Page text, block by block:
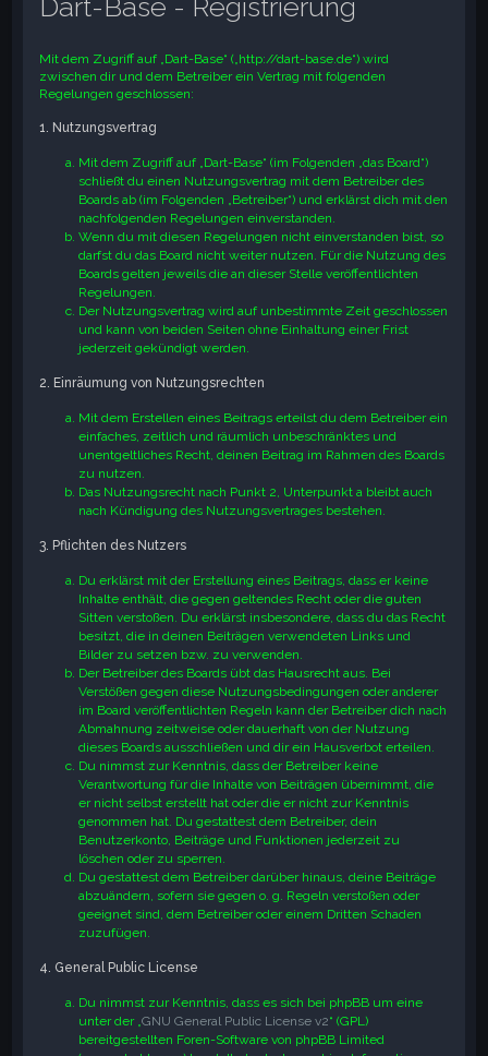
Mit dem Zugriff auf „Dart-Base“ („http://dart-base.de“) wird
zwischen dir und dem Betreiber ein Vertrag mit folgenden
Regelungen geschlossen:
1. Nutzungsvertrag
Mit dem Zugriff auf „Dart-Base“ (im Folgenden „das Board“)
schließt du einen Nutzungsvertrag mit dem Betreiber des
Boards ab (im Folgenden „Betreiber“) und erklärst dich mit den
nachfolgenden Regelungen einverstanden.
Wenn du mit diesen Regelungen nicht einverstanden bist, so
darfst du das Board nicht weiter nutzen. Für die Nutzung des
Boards gelten jeweils die an dieser Stelle veröffentlichten
Regelungen.
Der Nutzungsvertrag wird auf unbestimmte Zeit geschlossen
und kann von beiden Seiten ohne Einhaltung einer Frist
jederzeit gekündigt werden.
2. Einräumung von Nutzungsrechten
Mit dem Erstellen eines Beitrags erteilst du dem Betreiber ein
einfaches, zeitlich und räumlich unbeschränktes und
unentgeltliches Recht, deinen Beitrag im Rahmen des Boards
zu nutzen.
Das Nutzungsrecht nach Punkt 2, Unterpunkt a bleibt auch
nach Kündigung des Nutzungsvertrages bestehen.
3. Pflichten des Nutzers
Du erklärst mit der Erstellung eines Beitrags, dass er keine
Inhalte enthält, die gegen geltendes Recht oder die guten
Sitten verstoßen. Du erklärst insbesondere, dass du das Recht
besitzt, die in deinen Beiträgen verwendeten Links und
Bilder zu setzen bzw. zu verwenden.
Der Betreiber des Boards übt das Hausrecht aus. Bei
Verstößen gegen diese Nutzungsbedingungen oder anderer
im Board veröffentlichten Regeln kann der Betreiber dich nach
Abmahnung zeitweise oder dauerhaft von der Nutzung
dieses Boards ausschließen und dir ein Hausverbot erteilen.
Du nimmst zur Kenntnis, dass der Betreiber keine
Verantwortung für die Inhalte von Beiträgen übernimmt, die
er nicht selbst erstellt hat oder die er nicht zur Kenntnis
genommen hat. Du gestattest dem Betreiber, dein
Benutzerkonto, Beiträge und Funktionen jederzeit zu
löschen oder zu sperren.
Du gestattest dem Betreiber darüber hinaus, deine Beiträge
abzuändern, sofern sie gegen o. g. Regeln verstoßen oder
geeignet sind, dem Betreiber oder einem Dritten Schaden
zuzufügen.
4. General Public License
Du nimmst zur Kenntnis, dass es sich bei phpBB um eine
unter der „GNU General Public License v2“ (GPL)
bereitgestellten Foren-Software von phpBB Limited